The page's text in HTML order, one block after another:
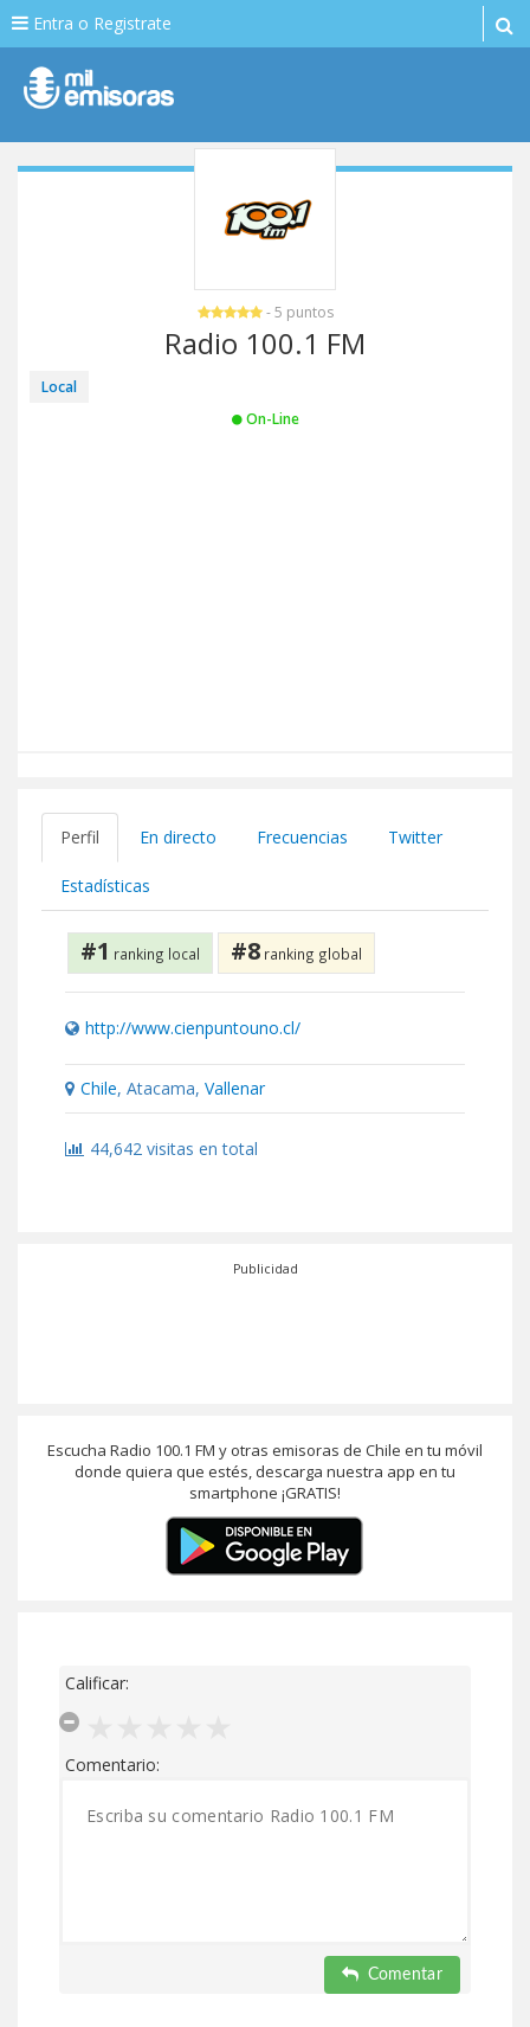
Entra o Registrate
- 5 puntos
Radio 100.1 FM
Local
On-Line
Perfil En directo Frecuencias Twitter
Estadísticas
#1 ranking local #8 ranking global
http://www.cienpuntouno.cl/
Chile, Atacama, Vallenar
44,642 visitas en total
Publicidad
Escucha Radio 100.1 FM y otras emisoras de Chile en tu móvil
donde quiera que estés, descarga nuestra app en tu
smartphone ¡GRATIS!
Calificar:
Comentario:
Comentar